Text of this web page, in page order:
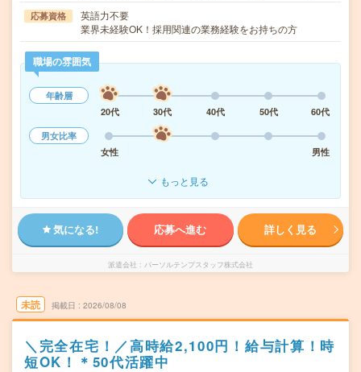
応募資格
英語力不要
業界未経験OK！採用関連の業務経験をお持ちの方
職場の雰囲気
年齢層
20代
30代 40代 50代
60代
男女比率
女性
男性
もっと見る
気になる! 応募へ進む 詳しく見る
派遣会社 パーソルテンプスタッフ株式会社
未読 掲載日 2026/08/08
＼完全在宅！／高時給2,100円！給与計算！時
短OK！＊50代活躍中